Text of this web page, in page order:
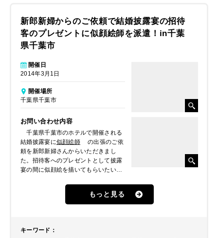
新郎新婦からのご依頼で結婚披露宴の招待
客のプレゼントに似顔絵師を派遣！in千葉
県千葉市
開催日
2014年3月1日
開催場所
千葉県千葉市
お問い合わせ内容
千葉県千葉市のホテルで開催される
結婚披露宴に似顔絵師
の出張のご依
頼を新郎新婦さんからいただきまし
た。招待客へのプレゼントとして披露
宴の間に似顔絵を描いてもらいたいと
もっと見る
キーワード ：